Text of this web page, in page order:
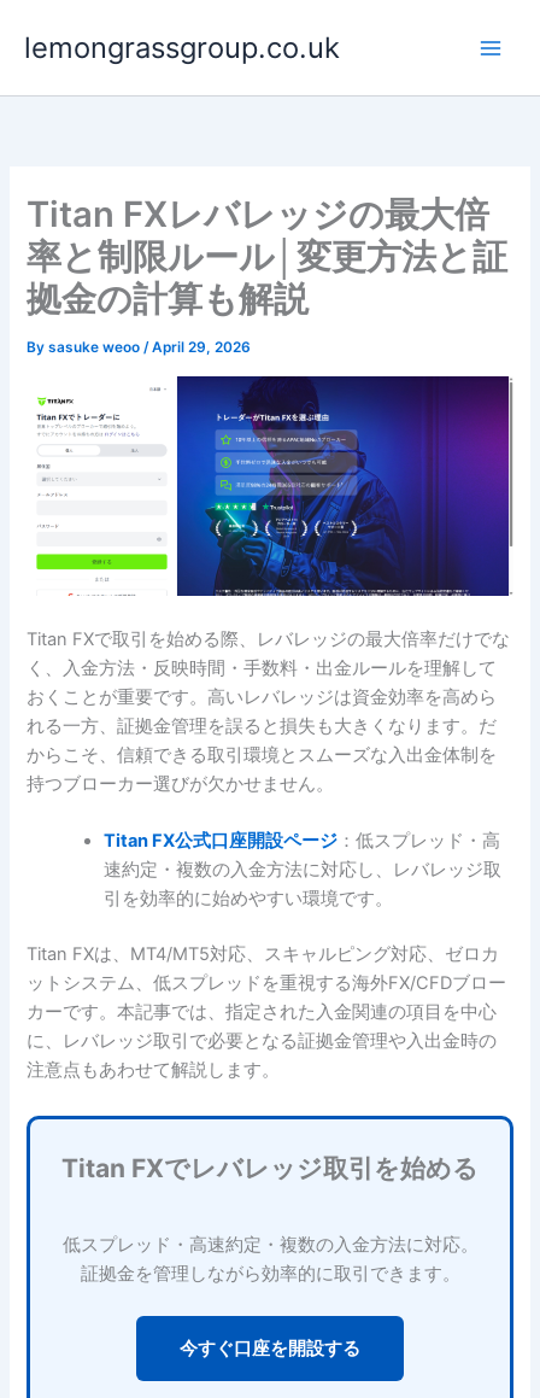
lemongrassgroup.co.uk
Titan FXレバレッジの最大倍
率と制限ルール│変更方法と証
拠金の計算も解説
Bysasuke weoo/April 29, 2026
Titan FXで取引を始める際、レバレッジの最大倍率だけでな
く、入金方法・反映時間・手数料・出金ルールを理解して
おくことが重要です。高いレバレッジは資金効率を高めら
れる一方、証拠金管理を誤ると損失も大きくなります。だ
からこそ、信頼できる取引環境とスムーズな入出金体制を
持つブローカー選びが欠かせません。
Titan FX公式口座開設ページ ：低スプレッド・高
速約定・複数の入金方法に対応し、レバレッジ取
引を効率的に始めやすい環境です。
Titan FXは、MT4/MT5対応、スキャルピング対応、ゼロカ
ットシステム、低スプレッドを重視する海外FX/CFDブロー
カーです。本記事では、指定された入金関連の項目を中心
に、レバレッジ取引で必要となる証拠金管理や入出金時の
注意点もあわせて解説します。
Titan FXでレバレッジ取引を始める
低スプレッド・高速約定・複数の入金方法に対応。
証拠金を管理しながら効率的に取引できます。
今すぐ口座を開設する